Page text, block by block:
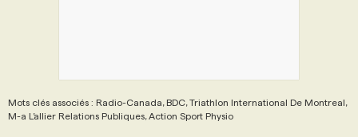
Mots clés associés : Radio-Canada, BDC, Triathlon International De Montreal,
M-a L’allier Relations Publiques, Action Sport Physio